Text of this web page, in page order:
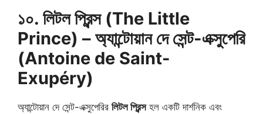
১০. লিটল প্রিন্স (The Little
Prince) – অ্যান্টোয়ান দে সেন্ট-এক্সুপেরি
(Antoine de Saint-
Exupéry)
অ্যান্টোয়ান দে সেন্ট-এক্সুপেরির লিটল প্রিন্সহল একটি দার্শনিক এবং